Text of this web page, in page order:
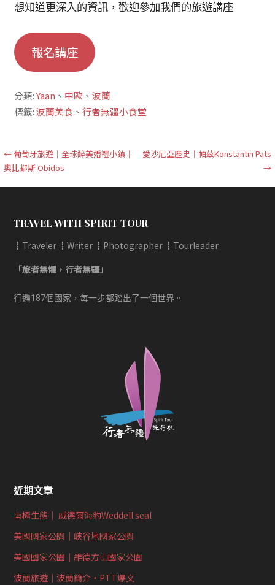
想知道更深入的資訊，歡迎參加我們的旅遊講座
報名講座
分類:Yaan 、 中歐 、波蘭
標籤:波蘭美食 、行者無疆小食堂
文
章
覽
← 葡萄牙旅遊｜全球醉美婚禮小鎮｜
奧比都斯 Obidos
愛沙尼亞歷史｜帕茲Konstantin Päts
→
TRAVEL WITH SPIRIT TOUR
┋Traveler ┋Writer ┋Photographer ┋Tourleader
「旅者無懼，行者無疆」
行遍187個國家，每一步都踏出了一個世界。
近期文章
南極生態｜ 威德爾海豹Weddell seal
美國國家公園｜峽谷地國家公園
美國國家公園｜維德方山國家公園
波蘭旅遊｜波蘭簡介‧PTT爆文